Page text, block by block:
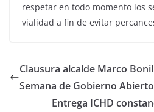
respetar en todo momento los
vialidad a fin de evitar
Clausura alcalde Marco
Semana de Gobierno Abierto
Entrega ICHD